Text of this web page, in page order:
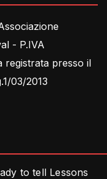
- P.IVA
registrata presso il
03/2013
to tell Lessons